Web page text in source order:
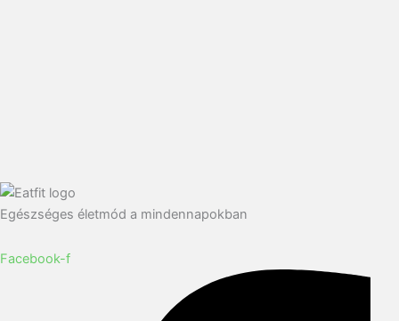
Egészséges életmód a mindennapokban
Facebook-f